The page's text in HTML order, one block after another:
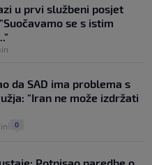
u prvi službeni posjet
se s istim
da SAD ima problema s
"Iran ne može izdržati
0